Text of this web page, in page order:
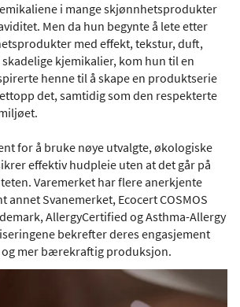
i mange skjønnhetsprodukter
Men da hun begynte å lete etter
med effekt, tekstur, duft,
kjemikalier, kom hun til en
henne til å skape en produktserie
det, samtidig som den respekterte
for å bruke nøye utvalgte, økologiske
effektiv hudpleie uten at det går på
Varemerket har flere anerkjente
Svanemerket, Ecocert COSMOS
AllergyCertified og Asthma-Allergy
bekrefter deres engasjement
mer bærekraftig produksjon.